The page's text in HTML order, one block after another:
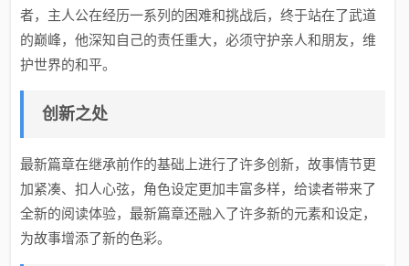
者，主人公在经历一系列的困难和挑战后，终于站在了武道
的巅峰，他深知自己的责任重大，必须守护亲人和朋友，维
护世界的和平。
创新之处
最新篇章在继承前作的基础上进行了许多创新，故事情节更
加紧凑、扣人心弦，角色设定更加丰富多样，给读者带来了
全新的阅读体验，最新篇章还融入了许多新的元素和设定，
为故事增添了新的色彩。